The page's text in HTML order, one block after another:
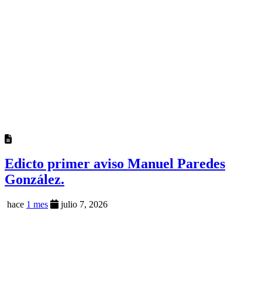
Edicto primer aviso Manuel Paredes
González.
hace 1 mes julio 7, 2026